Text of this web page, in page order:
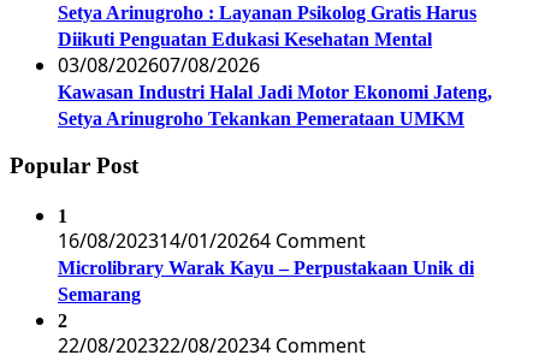
Setya Arinugroho : Layanan Psikolog Gratis Harus
Diikuti Penguatan Edukasi Kesehatan Mental
03/08/202607/08/2026
Kawasan Industri Halal Jadi Motor Ekonomi Jateng,
Setya Arinugroho Tekankan Pemerataan UMKM
Popular Post
1
16/08/202314/01/20264 Comment
Microlibrary Warak Kayu – Perpustakaan Unik di
Semarang
2
22/08/202322/08/20234 Comment